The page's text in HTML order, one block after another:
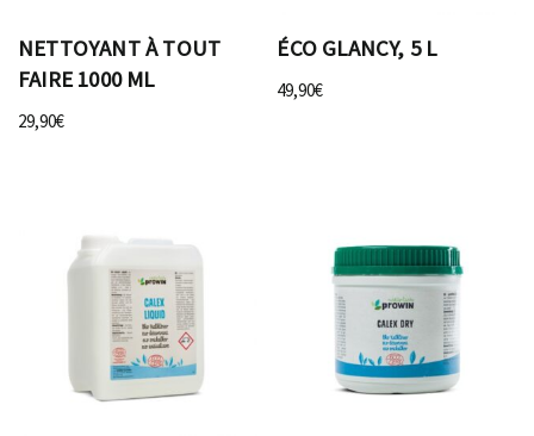
NETTOYANT À TOUT
FAIRE 1000 ML
29,90€
ÉCO GLANCY, 5 L
49,90€